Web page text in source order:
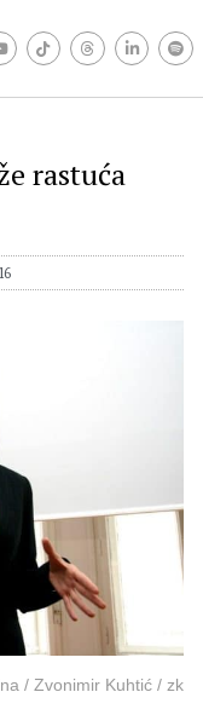
rastuća
/ Zvonimir Kuhtić / zk